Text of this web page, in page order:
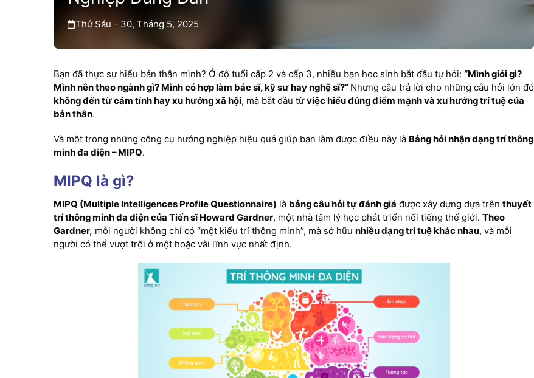
Thứ Sáu - 30, Tháng 5, 2025
Bạn đã thực sự hiểu bản thân mình? Ở độ tuổi cấp 2 và cấp 3, nhiều bạn học sinh bắt đầu tự hỏi:“Mình giỏi gì?
Mình nên theo ngành gì? Mình có hợp làm bác sĩ, kỹ sư hay nghệ sĩ?” Nhưng câu trả lời cho những câu hỏi lớn đó
không đến từ cảm tính hay xu hướng xã hội, mà bắt đầu từviệc hiểu đúng điểm mạnh và xu hướng trí tuệ của
bản thân.
Và một trong những công cụ hướng nghiệp hiệu quả giúp bạn làm được điều này là Bảng hỏi nhận dạng trí thông
minh đa diện – MIPQ.
MIPQ là gì?
MIPQ (Multiple Intelligences Profile Questionnaire) là bảng câu hỏi tự đánh giá được xây dựng dựa trênthuyết
trí thông minh đa diện của Tiến sĩ Howard Gardner, một nhà tâm lý học phát triển nổi tiếng thế giới.Theo
Gardner, mỗi người không chỉ có “một kiểu trí thông minh”, mà sở hữunhiều dạng trí tuệ khác nhau, và mỗi
người có thể vượt trội ở một hoặc vài lĩnh vực nhất định.